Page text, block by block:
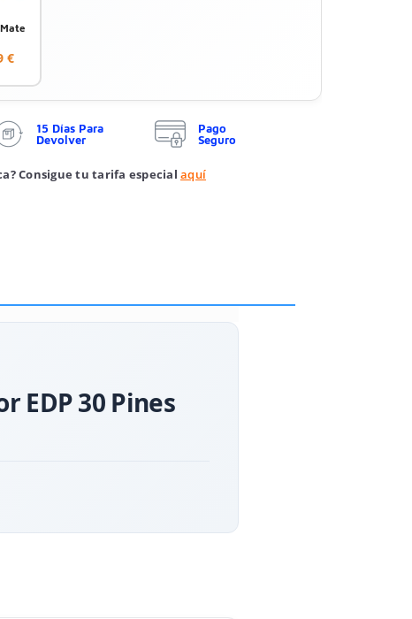
Mate
€
15 Días Para
Devolver
Pago
Seguro
Consigue tu tarifa especial aquí
EDP 30 Pines